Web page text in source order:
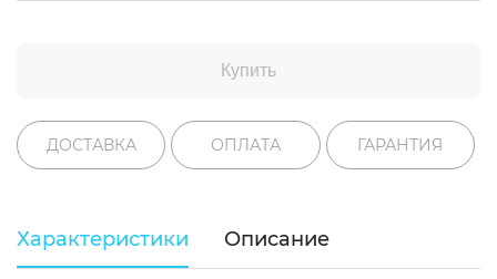
Купить
ДОСТАВКА ОПЛАТА ГАРАНТИЯ
Характеристики Описание